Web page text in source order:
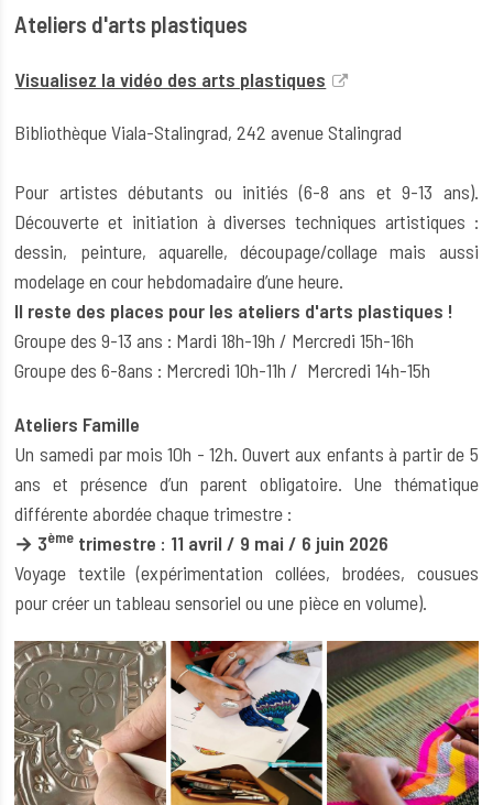
Ateliers d'arts plastiques
Visualisez la vidéo des arts plastiques
Bibliothèque Viala-Stalingrad, 242 avenue Stalingrad
Pour artistes débutants ou initiés (6-8 ans et 9-13 ans).
Découverte et initiation à diverses techniques artistiques :
dessin, peinture, aquarelle, découpage/collage mais aussi
modelage en cour hebdomadaire d’une heure.
Il reste des places pour les ateliers d'arts plastiques !
Groupe des 9-13 ans : Mardi 18h-19h / Mercredi 15h-16h
Groupe des 6-8ans : Mercredi 10h-11h / Mercredi 14h-15h
Ateliers Famille
Un samedi par mois 10h - 12h. Ouvert aux enfants à partir de 5
ans et présence d’un parent obligatoire. Une thématique
différente abordée chaque trimestre :
→ 3ème trimestre : 11 avril / 9 mai / 6 juin 2026
Voyage textile (expérimentation collées, brodées, cousues
pour créer un tableau sensoriel ou une pièce en volume).